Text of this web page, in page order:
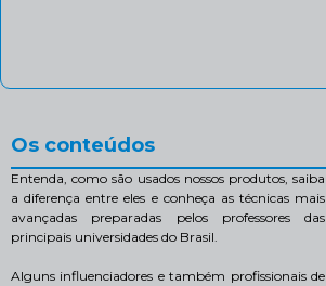
Os conteúdos
Entenda, como são usados nossos produtos, saiba
a diferença entre eles e conheça as técnicas mais
avançadas preparadas pelos professores das
principais universidades do Brasil.
Alguns influenciadores e também profissionais de